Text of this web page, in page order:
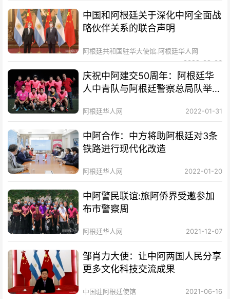
中国和阿根廷关于深化中阿全面战
略伙伴关系的联合声明
阿根廷共和国驻华大使馆.阿根廷华人网
2022-02-06
庆祝中阿建交50周年：阿根廷华
人中青队与阿根廷警察总局队举行
阿根廷华人网 2022-01-31
中阿合作：中方将助阿根廷对3条
铁路进行现代化改造
阿根廷华人网 2022-01-20
中阿警民联谊:旅阿侨界受邀参加
布市警察周
阿根廷华人网 2021-12-07
邹肖力大使：让中阿两国人民分享
更多文化科技交流成果
中国驻阿根廷使馆 2021-06-16